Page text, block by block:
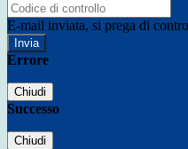
E-mail inviata, si prega di
Errore
Chiudi
Successo
Chiudi